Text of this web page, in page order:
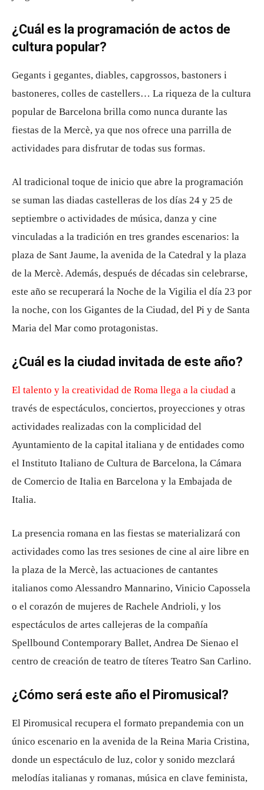
¿Cuál es la programación de actos de
cultura popular?
Gegants i gegantes, diables, capgrossos, bastoners i
bastoneres, colles de castellers… La riqueza de la cultura
popular de Barcelona brilla como nunca durante las
fiestas de la Mercè, ya que nos ofrece una parrilla de
actividades para disfrutar de todas sus formas.
Al tradicional toque de inicio que abre la programación
se suman las diadas castelleras de los días 24 y 25 de
septiembre o actividades de música, danza y cine
vinculadas a la tradición en tres grandes escenarios: la
plaza de Sant Jaume, la avenida de la Catedral y la plaza
de la Mercè. Además, después de décadas sin celebrarse,
este año se recuperará la Noche de la Vigilia el día 23 por
la noche, con los Gigantes de la Ciudad, del Pi y de Santa
Maria del Mar como protagonistas.
¿Cuál es la ciudad invitada de este año?
El talento y la creatividad de Roma llega a la ciudad a
través de espectáculos, conciertos, proyecciones y otras
actividades realizadas con la complicidad del
Ayuntamiento de la capital italiana y de entidades como
el Instituto Italiano de Cultura de Barcelona, ​​la Cámara
de Comercio de Italia en Barcelona y la Embajada de
Italia.
La presencia romana en las fiestas se materializará con
actividades como las tres sesiones de cine al aire libre en
la plaza de la Mercè, las actuaciones de cantantes
italianos como Alessandro Mannarino, Vinicio Capossela
o el corazón de mujeres de Rachele Andrioli, y los
espectáculos de artes callejeras de la compañía
Spellbound Contemporary Ballet, Andrea De Sienao el
centro de creación de teatro de títeres Teatro San Carlino.
¿Cómo será este año el Piromusical?
El Piromusical recupera el formato prepandemia con un
único escenario en la avenida de la Reina Maria Cristina,
donde un espectáculo de luz, color y sonido mezclará
melodías italianas y romanas, música en clave feminista,